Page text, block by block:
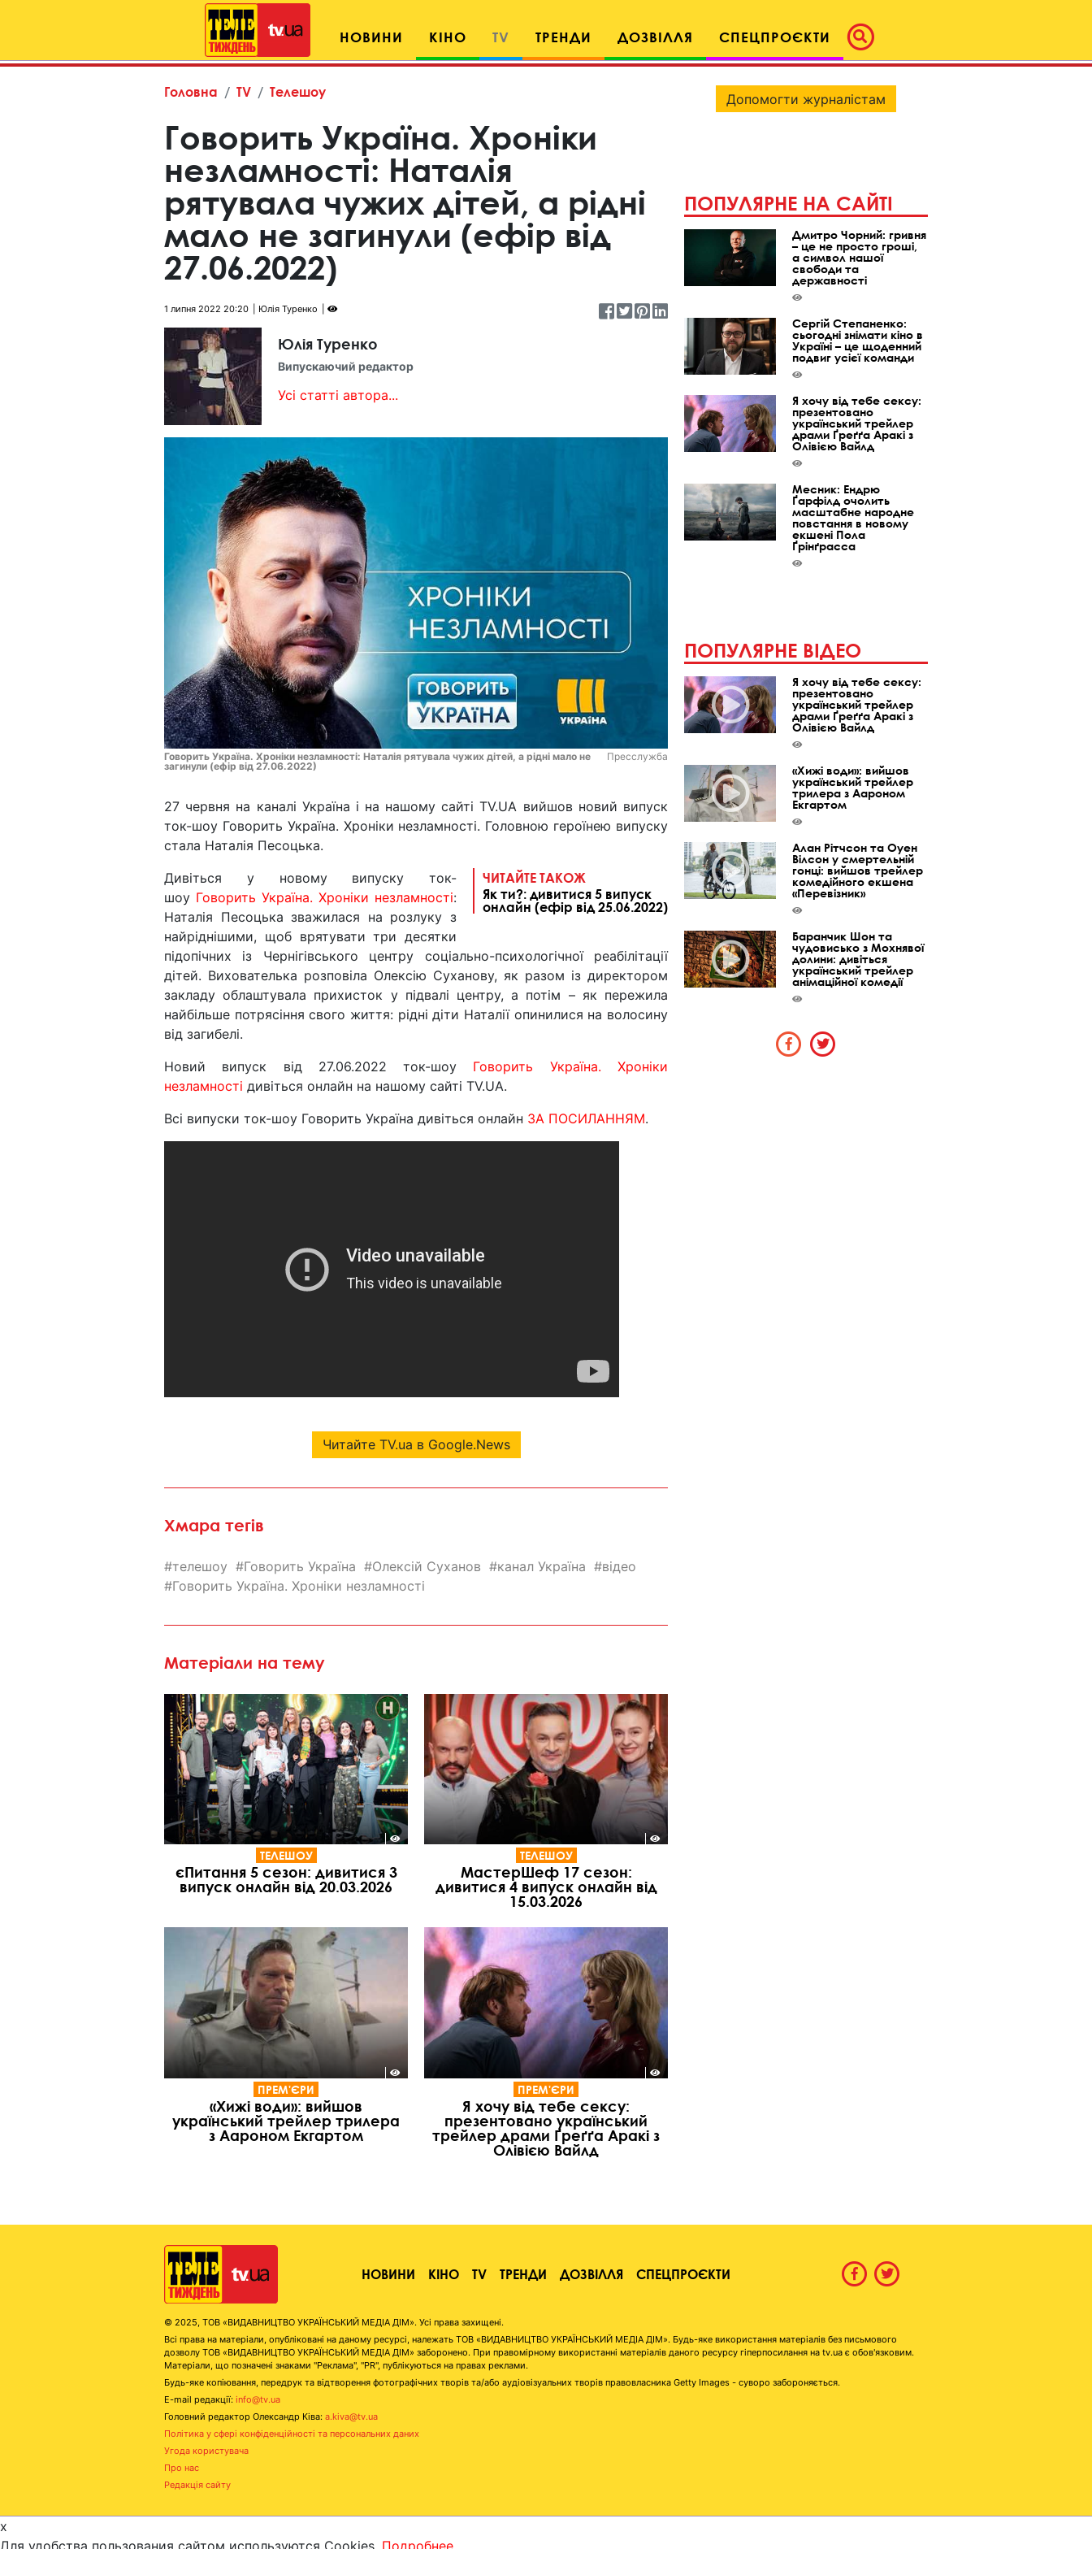
НОВИНИ КІНО TV ТРЕНДИ ДОЗВІЛЛЯ СПЕЦПРОЄКТИ
Головна TV Телешоу
Говорить Україна. Хроніки
незламності: Наталія
рятувала чужих дітей, а рідні
мало не загинули (ефір від
27.06.2022)
1 липня 2022 20:20 Юлія Туренко
Юлія Туренко
Випускаючий редактор
Усі статті автора...
Говорить Україна. Хроніки незламності: Наталія рятувала чужих дітей, а рідні мало не
загинули (ефір від 27.06.2022)
Пресслужба
27 червня на каналі Україна і на нашому сайті TV.UA вийшов новий випуск
ток-шоу Говорить Україна. Хроніки незламності. Головною героїнею випуску
стала Наталія Песоцька.
ЧИТАЙТЕ ТАКОЖ
Як ти?: дивитися 5 випуск
онлайн (ефір від 25.06.2022)
Дивіться у новому випуску ток-
шоу Говорить Україна. Хроніки незламності:
Наталія Песоцька зважилася на розлуку з
найріднішими, щоб врятувати три десятки
підопічних із Чернігівського центру соціально-психологічної реабілітації
дітей. Вихователька розповіла Олексію Суханову, як разом із директором
закладу облаштувала прихисток у підвалі центру, а потім – як пережила
найбільше потрясіння свого життя: рідні діти Наталії опинилися на волосину
від загибелі.
Новий випуск від 27.06.2022 ток-шоу Говорить Україна. Хроніки
незламності дивіться онлайн на нашому сайті TV.UA.
Всі випуски ток-шоу Говорить Україна дивіться онлайн ЗА ПОСИЛАННЯМ.
Читайте TV.ua в Google.News
Хмара тегів
телешоу Говорить Україна Олексій Суханов канал Україна
відео
Говорить Україна. Хроніки незламності
Матеріали на тему
ТЕЛЕШОУ
єПитання 5 сезон: дивитися 3
випуск онлайн від 20.03.2026
ТЕЛЕШОУ
МастерШеф 17 сезон:
дивитися 4 випуск онлайн від
15.03.2026
ПРЕМ'ЄРИ
«Хижі води»: вийшов
український трейлер трилера
з Аароном Екгартом
ПРЕМ'ЄРИ
Я хочу від тебе сексу:
презентовано український
трейлер драми Ґреґґа Аракі з
Олівією Вайлд
Допомогти журналістам
ПОПУЛЯРНЕ НА САЙТІ
Дмитро Чорний: гривня
– це не просто гроші,
а символ нашої
свободи та
державності
Сергій Степаненко:
сьогодні знімати кіно в
Україні – це щоденний
подвиг усієї команди
Я хочу від тебе сексу:
презентовано
український трейлер
драми Ґреґґа Аракі з
Олівією Вайлд
Месник: Ендрю
Ґарфілд очолить
масштабне народне
повстання в новому
екшені Пола
Ґрінґрасса
ПОПУЛЯРНЕ ВІДЕО
Я хочу від тебе сексу:
презентовано
український трейлер
драми Ґреґґа Аракі з
Олівією Вайлд
«Хижі води»: вийшов
український трейлер
трилера з Аароном
Екгартом
Алан Рітчсон та Оуен
Вілсон у смертельній
гонці: вийшов трейлер
комедійного екшена
«Перевізник»
Баранчик Шон та
чудовисько з Мохнявої
долини: дивіться
український трейлер
анімаційної комедії
НОВИНИ КІНО TV ТРЕНДИ ДОЗВІЛЛЯ СПЕЦПРОЄКТИ
© 2025, ТОВ «ВИДАВНИЦТВО УКРАЇНСЬКИЙ МЕДІА ДІМ». Усі права захищені.
Всі права на матеріали, опубліковані на даному ресурсі, належать ТОВ «ВИДАВНИЦТВО УКРАЇНСЬКИЙ МЕДІА ДІМ». Будь-яке використання матеріалів без письмового
дозволу ТОВ «ВИДАВНИЦТВО УКРАЇНСЬКИЙ МЕДІА ДІМ» заборонено. При правомірному використанні матеріалів даного ресурсу гіперпосилання на tv.ua є обов'язковим.
Матеріали, що позначені знаками "Реклама", "PR", публікуються на правах реклами.
Будь-яке копіювання, передрук та відтворення фотографічних творів та/або аудіовізуальних творів правовласника Getty Images - суворо забороняється.
E-mail редакції: info@tv.ua
Головний редактор Олександр Ківа: a.kiva@tv.ua
Політика у сфері конфіденційності та персональних даних
Угода користувача
Про нас
Редакція сайту
x